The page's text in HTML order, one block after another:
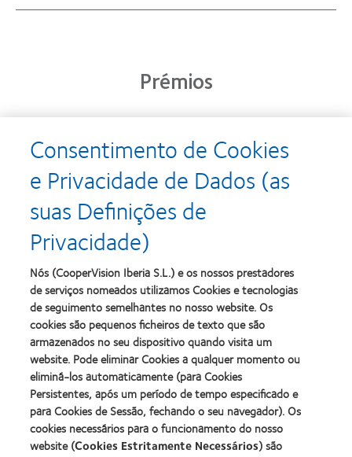
Prémios
Learn
more
about
Prémio
Silmo
d’Or
para
o
melhor
produto
com
MyDay™
(2013)
Learn
more
about
Produto
do
Ano
Contacto
(2013)
Learn
about
2012
&
2010
Melhores
Empresas
para
Líderes
(2012)
about
2011
Best
Factory
Awards
(2011)
Learn
more
about
ODMA
2011
(2011)
Learn
more
about
2012
Manufacturing
Leadership
100
(ML
Learn
more
about
Learn
more
about
Consentimento de Cookies
e Privacidade de Dados (as
suas Definições de
Privacidade)
Nós (CooperVision Iberia S.L.) e os nossos prestadores
de serviços nomeados utilizamos Cookies e tecnologias
de seguimento semelhantes no nosso website. Os
cookies são pequenos ficheiros de texto que são
armazenados no seu dispositivo quando visita um
website. Pode eliminar Cookies a qualquer momento ou
eliminá-los automaticamente (para Cookies
Persistentes, após um período de tempo especificado e
para Cookies de Sessão, fechando o seu navegador). Os
cookies necessários para o funcionamento do nosso
website (Cookies Estritamente Necessários) são